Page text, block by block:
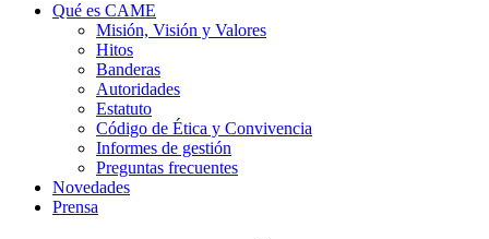
Qué es CAME
Misión, Visión y Valores
Hitos
Banderas
Autoridades
Estatuto
Código de Ética y Convivencia
Informes de gestión
Preguntas frecuentes
Novedades
Prensa